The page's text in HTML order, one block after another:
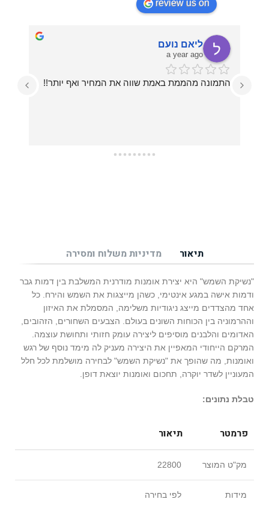
review us on
ליאם נועם
a year ago
התמונה מהממת באמת שווה את המחיר ואף יותר!!
תיאור מדיניות משלוח ומסירה
"נשיקת השמש" היא יצירת אומנות מודרנית המשלבת בין דמות גבר
ודמות אישה במגע אינטימי, כשהן מייצגות את השמש והירח. כל
אחד מהצדדים מייצג ניגודיות משלימה, המסמלת את האיזון
וההרמוניה בין הכוחות השונים בעולם. הצבעים השחורים, הזהובים,
האדומים והלבנים מוסיפים ליצירה עומק חזותי ותחושת עוצמה.
המרקם הייחודי המאפיין את היצירה מעניק לה מימד נוסף של רגש
ואומנות, מה שהופך את "נשיקת השמש" לבחירה מושלמת לכל חלל
המעוניין לשדר יוקרה, תחכום ואומנות יוצאת דופן.
טבלת נתונים:
פרמטר תיאור
מק"ט המוצר 22800
מידות לפי בחירה